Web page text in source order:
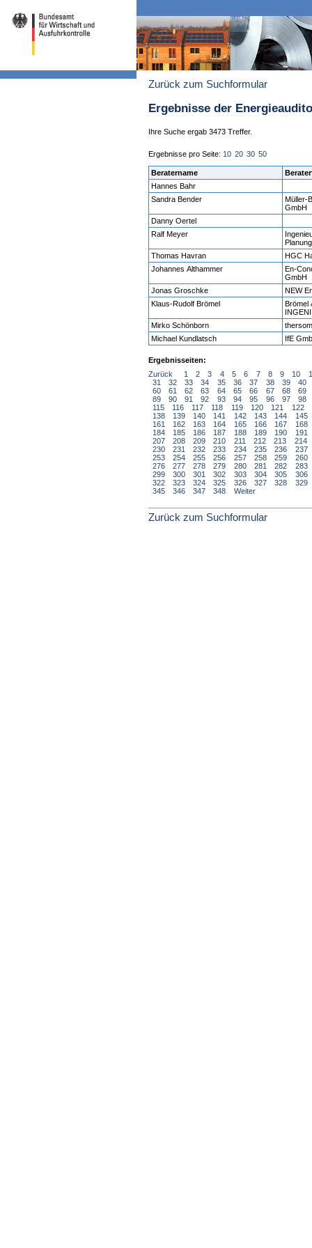
Zurück zum Suchformular
Ergebnisse der
Ihre Suche ergab 3473 Treffer.
Ergebnisse pro Seite: 10 20 30 50
Beratername
Hannes Bahr
Sandra Bender
Müller-
GmbH
Danny Oertel
Ralf Meyer
Thomas Havran
HGC
Johannes Althammer
En-
GmbH
Jonas Groschke
NEW
Klaus-Rudolf Brömel
Brömel
Mirko Schönborn
Michael Kundlatsch
IfE
Ergebnisseiten:
Zurück
1 2 3 4 5 6 7 8 9 10
31
32 33 34 35 36 37 38 39
40
60
61 62 63 64 65 66 67 68
69
89
90 91 92 93 94 95 96 97
98
115
116 117 118 119 120 121 122
138
139 140 141 142 143 144
145
161
162 163 164 165 166 167
168
184
185 186 187 188 189 190
191
207
208 209 210 211 212 213
214
230
231 232 233 234 235 236
237
253
254 255 256 257 258 259
260
276
277 278 279 280 281 282
283
299
300 301 302 303 304 305
306
322
323 324 325 326 327 328
329
345
346 347 348 Weiter
Zurück zum Suchformular